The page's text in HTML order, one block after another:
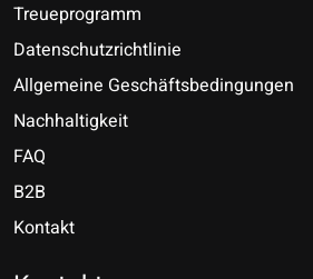
Treueprogramm
Datenschutzrichtlinie
Allgemeine Geschäftsbedingungen
Nachhaltigkeit
FAQ
B2B
Kontakt